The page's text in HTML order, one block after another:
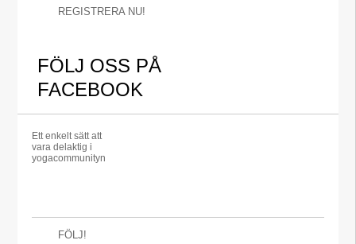
REGISTRERA NU!
FÖLJ OSS PÅ
FACEBOOK
Ett enkelt sätt att
vara delaktig i
yogacommunityn
FÖLJ!